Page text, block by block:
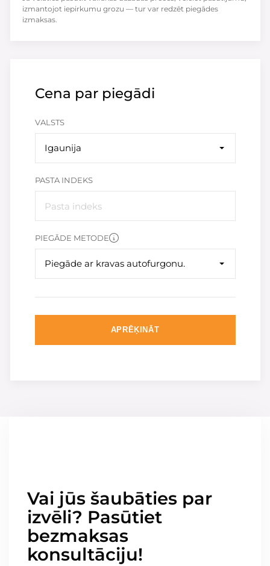
Cena par piegādi
VALSTS
Igaunija
PASTA INDEKS
PIEGĀDE METODE
Piegāde ar kravas autofurgonu.
APRĒĶINĀT
izmantojot iepirkumu grozu — tur var redzēt piegādes
izmaksas.
Vai jūs šaubāties par
izvēli? Pasūtiet
bezmaksas
konsultāciju!